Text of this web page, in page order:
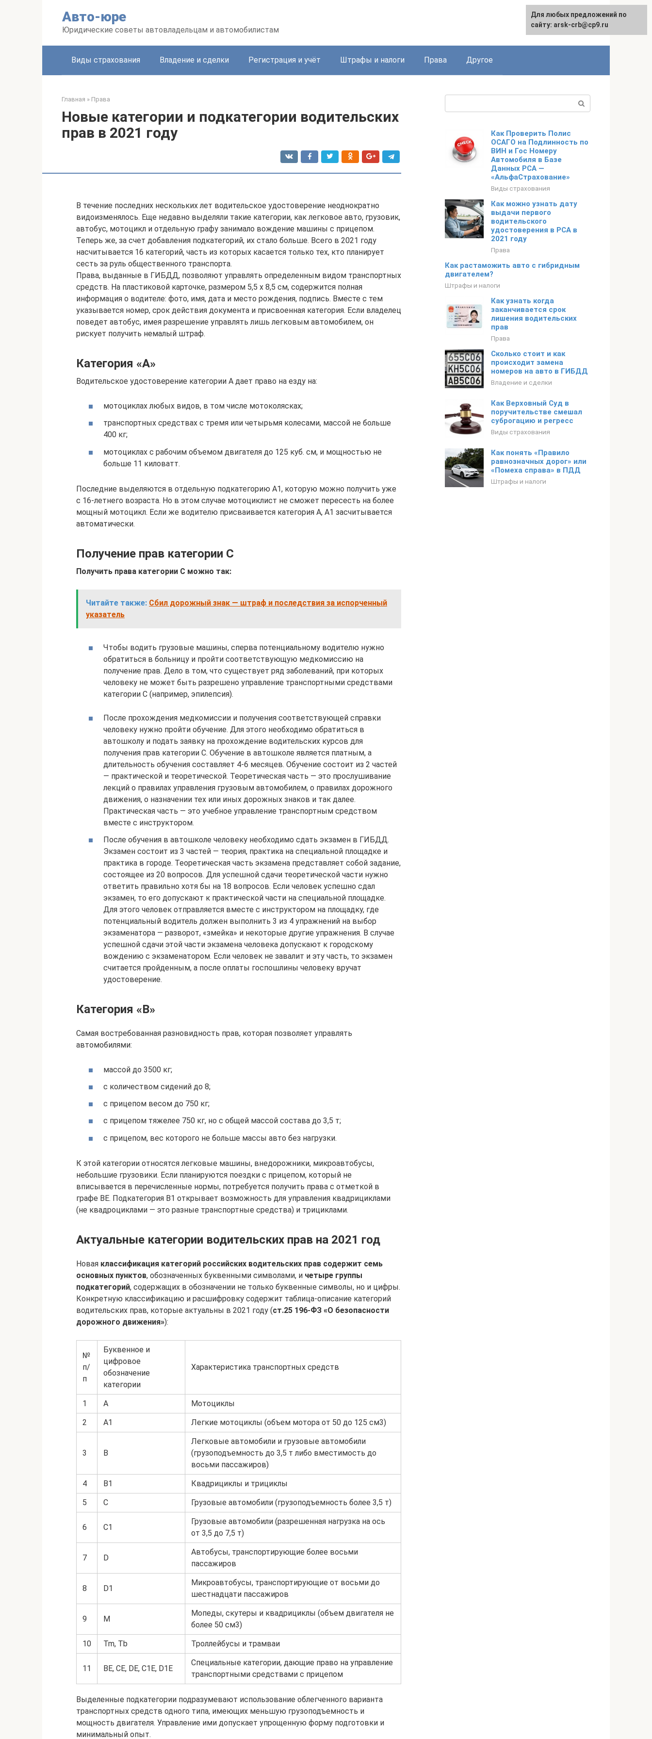
Авто-юре
Юридические советы автовладельцам и автомобилистам
Виды страхования Владение и сделки Регистрация и учёт Штрафы и налоги Права Другое
Главная » Права
Новые категории и подкатегории водительских
прав в 2021 году
В течение последних нескольких лет водительское удостоверение неоднократно
видоизменялось. Еще недавно выделяли такие категории, как легковое авто, грузовик,
автобус, мотоцикл и отдельную графу занимало вождение машины с прицепом.
Теперь же, за счет добавления подкатегорий, их стало больше. Всего в 2021 году
насчитывается 16 категорий, часть из которых касается только тех, кто планирует
сесть за руль общественного транспорта.
Права, выданные в ГИБДД, позволяют управлять определенным видом транспортных
средств. На пластиковой карточке, размером 5,5 х 8,5 см, содержится полная
информация о водителе: фото, имя, дата и место рождения, подпись. Вместе с тем
указывается номер, срок действия документа и присвоенная категория. Если владелец
поведет автобус, имея разрешение управлять лишь легковым автомобилем, он
рискует получить немалый штраф.
Категория «A»
Водительское удостоверение категории A дает право на езду на:
мотоциклах любых видов, в том числе мотоколясках;
транспортных средствах с тремя или четырьмя колесами, массой не больше
400 кг;
мотоциклах с рабочим объемом двигателя до 125 куб. см, и мощностью не
больше 11 киловатт.
Последние выделяются в отдельную подкатегорию A1, которую можно получить уже
с 16-летнего возраста. Но в этом случае мотоциклист не сможет пересесть на более
мощный мотоцикл. Если же водителю присваивается категория A, A1 засчитывается
автоматически.
Получение прав категории C
Получить права категории C можно так:
Читайте также: Сбил дорожный знак — штраф и последствия за испорченный
указатель
Чтобы водить грузовые машины, сперва потенциальному водителю нужно
обратиться в больницу и пройти соответствующую медкомиссию на
получение прав. Дело в том, что существует ряд заболеваний, при которых
человеку не может быть разрешено управление транспортными средствами
категории C (например, эпилепсия).
После прохождения медкомиссии и получения соответствующей справки
человеку нужно пройти обучение. Для этого необходимо обратиться в
автошколу и подать заявку на прохождение водительских курсов для
получения прав категории C. Обучение в автошколе является платным, а
длительность обучения составляет 4-6 месяцев. Обучение состоит из 2 частей
— практической и теоретической. Теоретическая часть — это прослушивание
лекций о правилах управления грузовым автомобилем, о правилах дорожного
движения, о назначении тех или иных дорожных знаков и так далее.
Практическая часть — это учебное управление транспортным средством
вместе с инструктором.
После обучения в автошколе человеку необходимо сдать экзамен в ГИБДД.
Экзамен состоит из 3 частей — теория, практика на специальной площадке и
практика в городе. Теоретическая часть экзамена представляет собой задание,
состоящее из 20 вопросов. Для успешной сдачи теоретической части нужно
ответить правильно хотя бы на 18 вопросов. Если человек успешно сдал
экзамен, то его допускают к практической части на специальной площадке.
Для этого человек отправляется вместе с инструктором на площадку, где
потенциальный водитель должен выполнить 3 из 4 упражнений на выбор
экзаменатора — разворот, «змейка» и некоторые другие упражнения. В случае
успешной сдачи этой части экзамена человека допускают к городскому
вождению с экзаменатором. Если человек не завалит и эту часть, то экзамен
считается пройденным, а после оплаты госпошлины человеку вручат
удостоверение.
Категория «B»
Самая востребованная разновидность прав, которая позволяет управлять
автомобилями:
массой до 3500 кг;
с количеством сидений до 8;
с прицепом весом до 750 кг;
с прицепом тяжелее 750 кг, но с общей массой состава до 3,5 т;
с прицепом, вес которого не больше массы авто без нагрузки.
К этой категории относятся легковые машины, внедорожники, микроавтобусы,
небольшие грузовики. Если планируются поездки с прицепом, который не
вписывается в перечисленные нормы, потребуется получить права с отметкой в
графе BE. Подкатегория B1 открывает возможность для управления квадрициклами
(не квадроциклами — это разные транспортные средства) и трициклами.
Актуальные категории водительских прав на 2021 год
Новая классификация категорий российских водительских прав содержит семь
основных пунктов, обозначенных буквенными символами, и четыре группы
подкатегорий, содержащих в обозначении не только буквенные символы, но и цифры.
Конкретную классификацию и расшифровку содержит таблица-описание категорий
водительских прав, которые актуальны в 2021 году (ст.25 196-ФЗ «О безопасности
дорожного движения»):
№
п/
п
Буквенное и
цифровое
обозначение
категории
Характеристика транспортных средств
1 А Мотоциклы
2 А1 Легкие мотоциклы (объем мотора от 50 до 125 см3)
3 B
Легковые автомобили и грузовые автомобили
(грузоподъемность до 3,5 т либо вместимость до
восьми пассажиров)
4 B1 Квадрициклы и трициклы
5 C Грузовые автомобили (грузоподъемность более 3,5 т)
6 C1
Грузовые автомобили (разрешенная нагрузка на ось
от 3,5 до 7,5 т)
7 D
Автобусы, транспортирующие более восьми
пассажиров
8 D1
Микроавтобусы, транспортирующие от восьми до
шестнадцати пассажиров
9 M
Мопеды, скутеры и квадрициклы (объем двигателя не
более 50 см3)
10 Tm, Tb Троллейбусы и трамваи
11 BE, CE, DE, C1E, D1E
Специальные категории, дающие право на управление
транспортными средствами с прицепом
Выделенные подкатегории подразумевают использование облегченного варианта
транспортных средств одного типа, имеющих меньшую грузоподъемность и
мощность двигателя. Управление ими допускает упрощенную форму подготовки и
минимальный опыт.
Как Проверить Полис
ОСАГО на Подлинность по
ВИН и Гос Номеру
Автомобиля в Базе
Данных РСА —
«АльфаСтрахование»
Виды страхования
Как можно узнать дату
выдачи первого
водительского
удостоверения в РСА в
2021 году
Права
Как растаможить авто с гибридным
двигателем?
Штрафы и налоги
Как узнать когда
заканчивается срок
лишения водительских
прав
Права
Сколько стоит и как
происходит замена
номеров на авто в ГИБДД
Владение и сделки
Как Верховный Суд в
поручительстве смешал
суброгацию и регресс
Виды страхования
Как понять «Правило
равнозначных дорог» или
«Помеха справа» в ПДД
Штрафы и налоги
Для любых предложений по
сайту: arsk-crb@cp9.ru